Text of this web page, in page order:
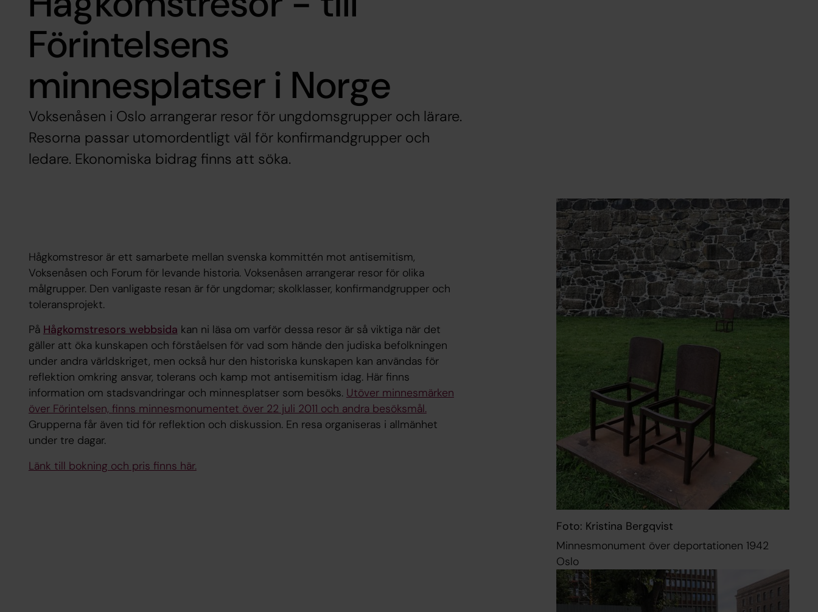
Förintelsens
minnesplatser i Norge
Voksenåsen i Oslo arrangerar resor för ungdomsgrupper och lärare.
Resorna passar utomordentligt väl för konfirmandgrupper och
ledare. Ekonomiska bidrag finns att söka.
Hågkomstresor är ett samarbete mellan svenska kommittén mot antisemitism,
Voksenåsen och Forum för levande historia. Voksenåsen arrangerar resor för olika
målgrupper. Den vanligaste resan är för ungdomar; skolklasser, konfirmandgrupper och
toleransprojekt.
På Hågkomstresors webbsida kan ni läsa om varför dessa resor är så viktiga när det
gäller att öka kunskapen och förståelsen för vad som hände den judiska befolkningen
under andra världskriget, men också hur den historiska kunskapen kan användas för
reflektion omkring ansvar, tolerans och kamp mot antisemitism idag. Här finns
information om stadsvandringar och minnesplatser som besöks. Utöver minnesmärken
över Förintelsen, finns minnesmonumentet över 22 juli 2011 och andra besöksmål.
Grupperna får även tid för reflektion och diskussion. En resa organiseras i allmänhet
under tre dagar.
Länk till bokning och pris finns här.
Foto: Kristina Bergqvist
Minnesmonument över deportationen 1942
Oslo